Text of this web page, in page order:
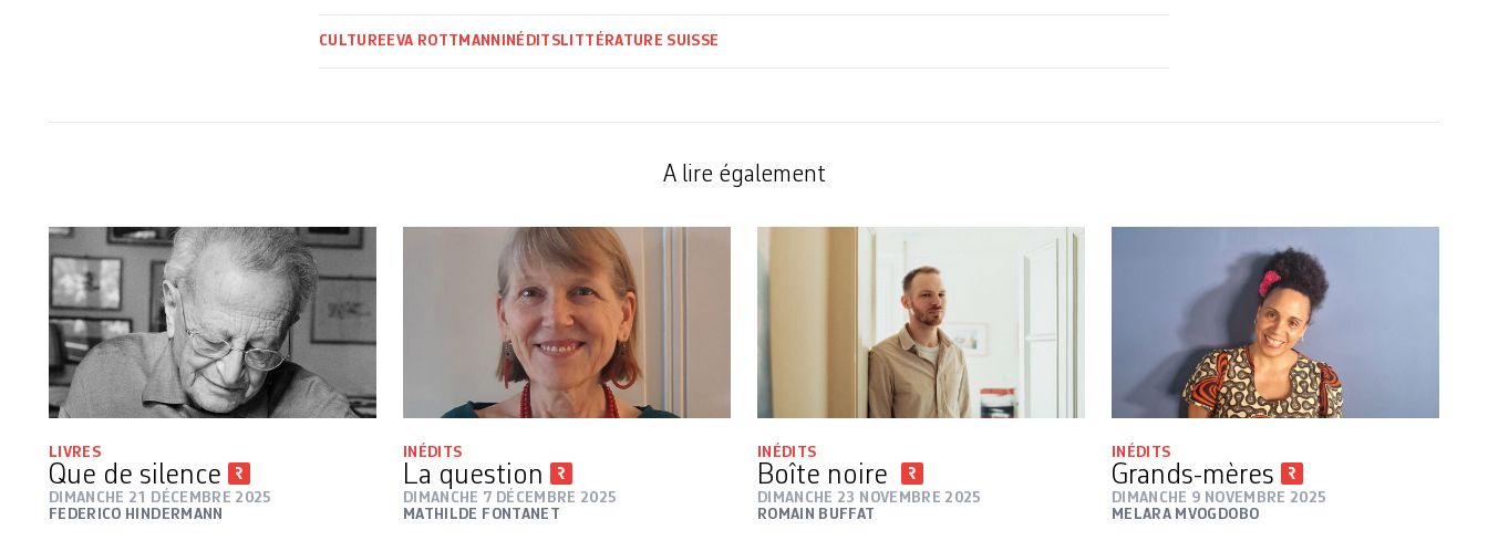
CULTURE EVA ROTTMANN INÉDITS LITTÉRATURE SUISSE
A lire également
LIVRES
Que de silence
DIMANCHE 21 DÉCEMBRE 2025
FEDERICO HINDERMANN
INÉDITS
La question
DIMANCHE 7 DÉCEMBRE 2025
MATHILDE FONTANET
INÉDITS
Boîte noire
DIMANCHE 23 NOVEMBRE 2025
ROMAIN BUFFAT
INÉDITS
Grands-mères
DIMANCHE 9 NOVEMBRE 2025
MELARA MVOGDOBO